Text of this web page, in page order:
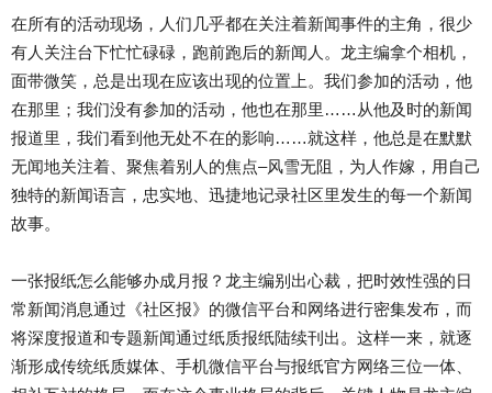
在所有的活动现场，人们几乎都在关注着新闻事件的主角，很少
有人关注台下忙忙碌碌，跑前跑后的新闻人。龙主编拿个相机，
面带微笑，总是出现在应该出现的位置上。我们参加的活动，他
在那里；我们没有参加的活动，他也在那里……从他及时的新闻
报道里，我们看到他无处不在的影响……就这样，他总是在默默
无闻地关注着、聚焦着别人的焦点–风雪无阻，为人作嫁，用自己
独特的新闻语言，忠实地、迅捷地记录社区里发生的每一个新闻
故事。
一张报纸怎么能够办成月报？龙主编别出心裁，把时效性强的日
常新闻消息通过《社区报》的微信平台和网络进行密集发布，而
将深度报道和专题新闻通过纸质报纸陆续刊出。这样一来，就逐
渐形成传统纸质媒体、手机微信平台与报纸官方网络三位一体、